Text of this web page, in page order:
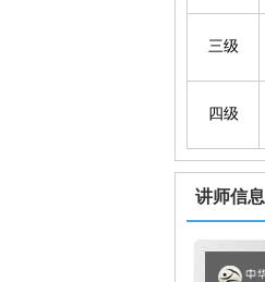
三级
四级
讲师信息